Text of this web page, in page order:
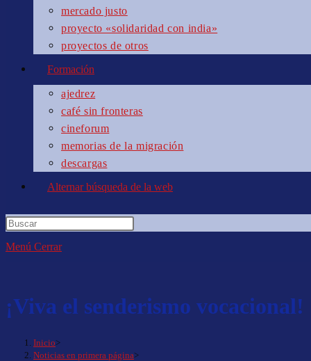
mercado justo
proyecto «solidaridad con india»
proyectos de otros
Formación
ajedrez
café sin fronteras
cineforum
memorias de la migración
descargas
Alternar búsqueda de la web
Menú Cerrar
¡Viva el senderismo vocacional!
Inicio>
Noticias en primera página>